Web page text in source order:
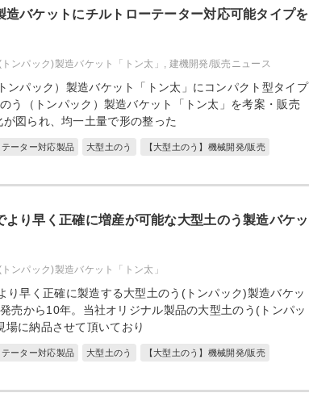
造バケットにチルトローテーター対応可能タイプを
ンパック)製造バケット「トン太」 , 建機開発/販売ニュース
ンパック）製造バケット「トン太」にコンパクト型タイプ
う（トンパック）製造バケット「トン太」を考案・販売
図られ、均一土量で形の整った
ーター対応製品 大型土のう 【大型土のう】機械開発/販売
より早く正確に増産が可能な大型土のう製造バケッ
ンパック)製造バケット「トン太」
り早く正確に製造する大型土のう(トンパック)製造バケッ
売から10年。当社オリジナル製品の大型土のう(トンパッ
に納品させて頂いており
ーター対応製品 大型土のう 【大型土のう】機械開発/販売